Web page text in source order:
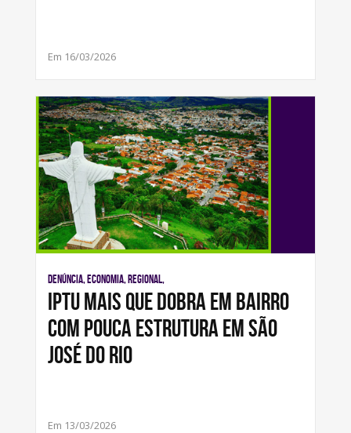
Em 16/03/2026
Denúncia, Economia, Regional,
IPTU mais que dobra em bairro
com pouca estrutura em São
José do Rio
Em 13/03/2026